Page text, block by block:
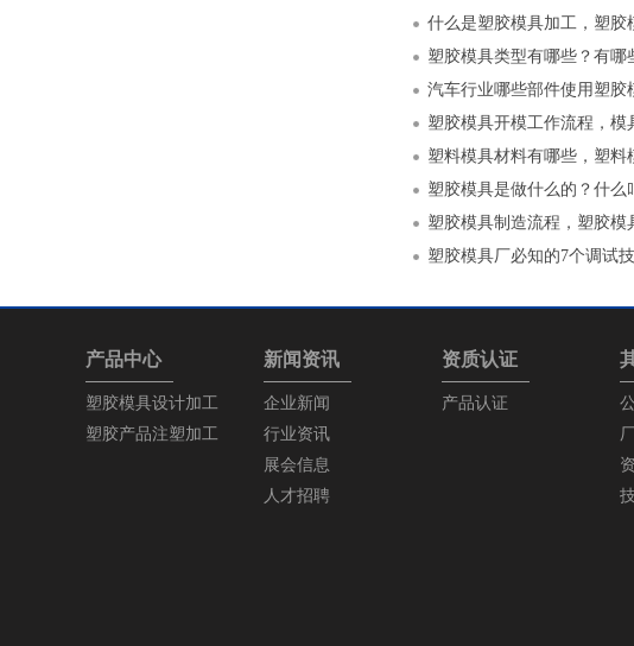
什么是塑胶模具加工，塑胶
塑胶模具类型有哪些？有哪
汽车行业哪些部件使用塑胶
塑胶模具开模工作流程，模
塑料模具材料有哪些，塑料
塑胶模具是做什么的？什么
塑胶模具制造流程，塑胶模
塑胶模具厂必知的7个调试
产品中心
塑胶模具设计加工
塑胶产品注塑加工
新闻资讯
企业新闻
行业资讯
展会信息
人才招聘
资质认证
产品认证